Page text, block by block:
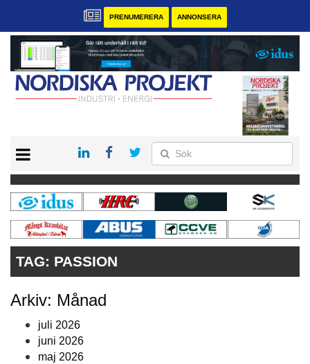
PRENUMERERA ANNONSERA
KONTAKT
VÅRA ANDRA MAGASIN
PRENUMERERA
ANNONSERA
TAG: PASSION
Arkiv: Månad
juli 2026
juni 2026
maj 2026